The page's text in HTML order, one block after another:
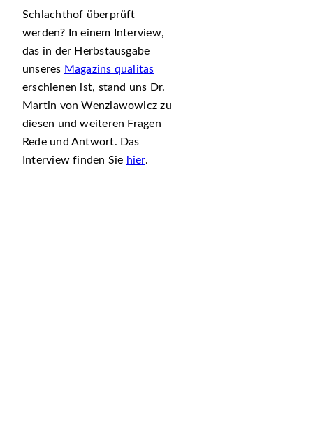
Schlachthof überprüft
werden? In einem Interview,
das in der Herbstausgabe
unseres Magazins qualitas
erschienen ist, stand uns Dr.
Martin von Wenzlawowicz zu
diesen und weiteren Fragen
Rede und Antwort. Das
Interview finden Sie hier.